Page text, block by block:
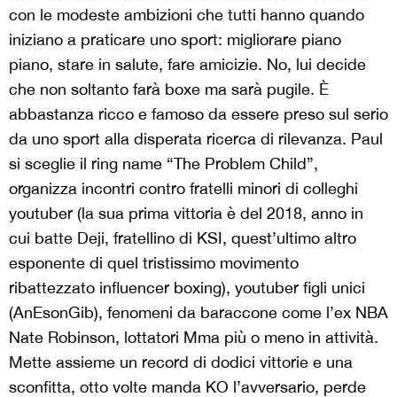
con le modeste ambizioni che tutti hanno quando
iniziano a praticare uno sport: migliorare piano
piano, stare in salute, fare amicizie. No, lui decide
che non soltanto farà boxe ma sarà pugile. È
abbastanza ricco e famoso da essere preso sul serio
da uno sport alla disperata ricerca di rilevanza. Paul
si sceglie il ring name “The Problem Child”,
organizza incontri contro fratelli minori di colleghi
youtuber (la sua prima vittoria è del 2018, anno in
cui batte Deji, fratellino di KSI, quest’ultimo altro
esponente di quel tristissimo movimento
ribattezzato influencer boxing), youtuber figli unici
(AnEsonGib), fenomeni da baraccone come l’ex NBA
Nate Robinson, lottatori Mma più o meno in attività.
Mette assieme un record di dodici vittorie e una
sconfitta, otto volte manda KO l’avversario, perde